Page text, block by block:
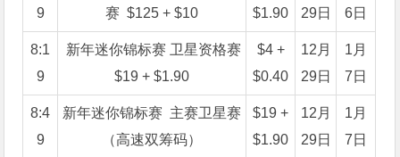
9
赛 $125 + $10
$1.90
29日
6日
8:1
9
新年迷你锦标赛 卫星资格赛
$19 + $1.90
$4 +
$0.40
12月
29日
1月
7日
8:4
9
新年迷你锦标赛 主赛卫星赛
（高速双筹码）
$19 +
$1.90
12月
29日
1月
7日